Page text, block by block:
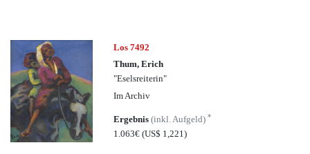
Los 7492
Thum, Erich
"Eselsreiterin"
Im Archiv
Ergebnis(inkl. Aufgeld)*
1.063€(US$ 1,221)